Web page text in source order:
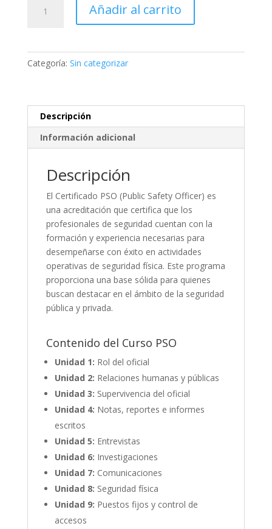
Añadir al carrito
Categoría: Sin categorizar
Descripción
Información adicional
Descripción
El Certificado PSO (Public Safety Officer) es
una acreditación que certifica que los
profesionales de seguridad cuentan con la
formación y experiencia necesarias para
desempeñarse con éxito en actividades
operativas de seguridad física. Este programa
proporciona una base sólida para quienes
buscan destacar en el ámbito de la seguridad
pública y privada.
Contenido del Curso PSO
Unidad 1: Rol del oficial
Unidad 2: Relaciones humanas y públicas
Unidad 3: Supervivencia del oficial
Unidad 4: Notas, reportes e informes
escritos
Unidad 5: Entrevistas
Unidad 6: Investigaciones
Unidad 7: Comunicaciones
Unidad 8: Seguridad física
Unidad 9: Puestos fijos y control de
accesos